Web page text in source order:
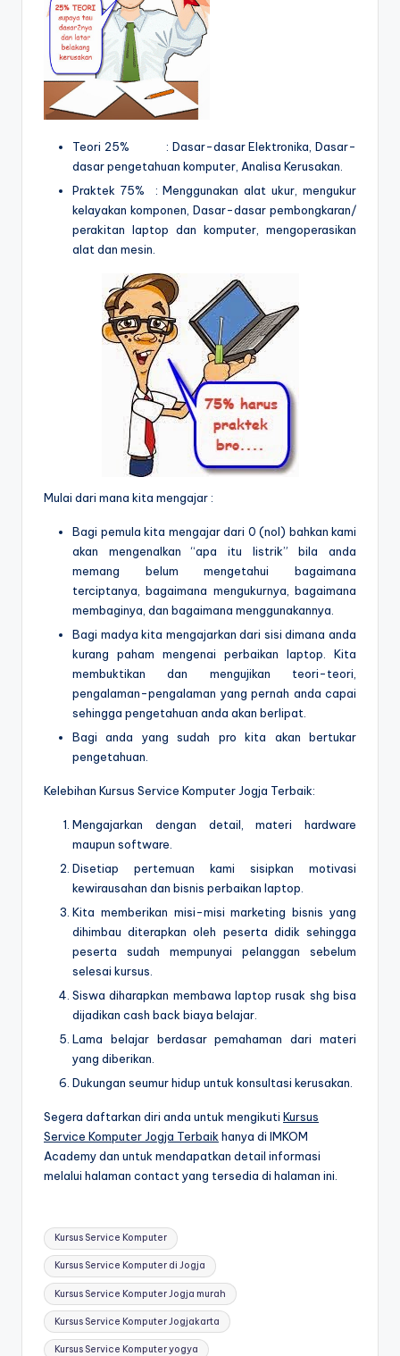
Teori 25% : Dasar-dasar Elektronika, Dasar-
dasar pengetahuan komputer, Analisa Kerusakan.
Praktek 75% : Menggunakan alat ukur, mengukur
kelayakan komponen, Dasar-dasar pembongkaran/
perakitan laptop dan komputer, mengoperasikan
alat dan mesin.
Mulai dari mana kita mengajar :
Bagi pemula kita mengajar dari 0 (nol) bahkan kami
akan mengenalkan “apa itu listrik” bila anda
memang belum mengetahui bagaimana
terciptanya, bagaimana mengukurnya, bagaimana
membaginya, dan bagaimana menggunakannya.
Bagi madya kita mengajarkan dari sisi dimana anda
kurang paham mengenai perbaikan laptop. Kita
membuktikan dan mengujikan teori-teori,
pengalaman-pengalaman yang pernah anda capai
sehingga pengetahuan anda akan berlipat.
Bagi anda yang sudah pro kita akan bertukar
pengetahuan.
Kelebihan Kursus Service Komputer Jogja Terbaik:
Mengajarkan dengan detail, materi hardware
maupun software.
Disetiap pertemuan kami sisipkan motivasi
kewirausahan dan bisnis perbaikan laptop.
Kita memberikan misi-misi marketing bisnis yang
dihimbau diterapkan oleh peserta didik sehingga
peserta sudah mempunyai pelanggan sebelum
selesai kursus.
Siswa diharapkan membawa laptop rusak shg bisa
dijadikan cash back biaya belajar.
Lama belajar berdasar pemahaman dari materi
yang diberikan.
Dukungan seumur hidup untuk konsultasi kerusakan.
Segera daftarkan diri anda untuk mengikuti Kursus
Service Komputer Jogja Terbaik hanya di IMKOM
Academy dan untuk mendapatkan detail informasi
melalui halaman contact yang tersedia di halaman ini.
Kursus Service Komputer
Kursus Service Komputer di Jogja
Kursus Service Komputer Jogja murah
Kursus Service Komputer Jogjakarta
Kursus Service Komputer yogya